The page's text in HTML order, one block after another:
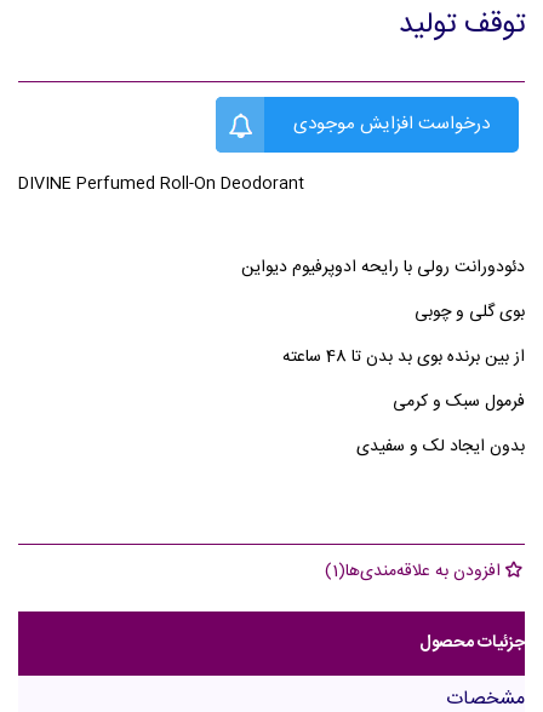
توقف تولید
درخواست افزایش موجودی
DIVINE Perfumed Roll-On Deodorant
دئودورانت رولی با رایحه ادوپرفیوم دیواین
بوی گلی و چوبی
از بین برنده بوی بد بدن تا 48 ساعته
فرمول سبک و کرمی
بدون ایجاد لک و سفیدی
افزودن به علاقه‌مندی‌ها(
1
)
جزئیات محصول
مشخصات